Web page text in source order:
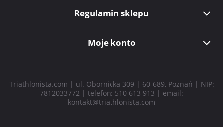
Regulamin sklepu
Moje konto
Triathlonista.com | ul. Obornicka 309 | 60-689, Poznań | NIP:
7812033772 | telefon: 510 613 913 | email:
kontakt@triathlonista.com